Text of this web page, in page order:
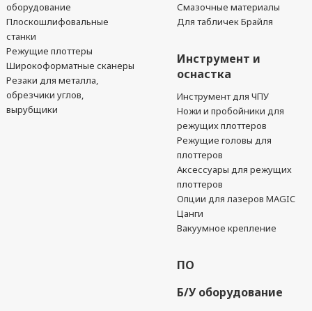
оборудование
Плоскошлифовальные
станки
Режущие плоттеры
Широкоформатные сканеры
Резаки для металла,
обрезчики углов,
вырубщики
Смазочные материалы
Для табличек Брайля
Инструмент и
оснастка
Инструмент для ЧПУ
Ножи и пробойники для
режущих плоттеров
Режущие головы для
плоттеров
Аксессуары для режущих
плоттеров
Опции для лазеров MAGIC
Цанги
Вакуумное крепление
ПО
Б/У оборудование